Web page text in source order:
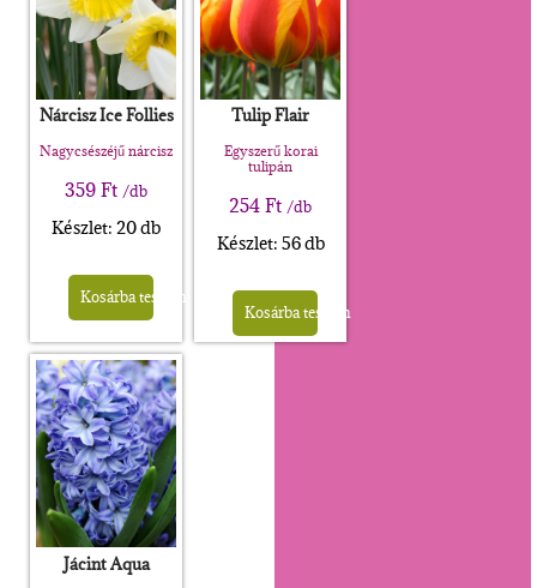
Nárcisz Ice Follies
Nagycsészéjű nárcisz
359Ft /db
Készlet: 20 db
Kosárba teszem
Tulip Flair
Egyszerű korai
tulipán
254Ft /db
Készlet: 56 db
Kosárba teszem
Jácint Aqua